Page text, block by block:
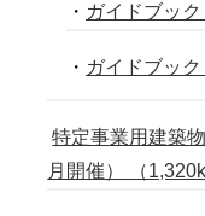
・ ガイドブッ
・ ガイドブッ
特定事業用建築
月開催） （